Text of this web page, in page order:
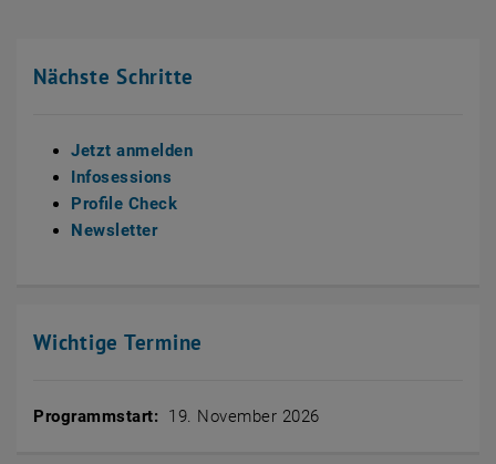
Nächste Schritte
Jetzt anmelden
Infosessions
Profile Check
Newsletter
Wichtige Termine
Programmstart: 19. November 2026